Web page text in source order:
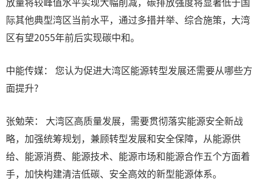
际其他典型湾区当前水平，通过多措并举、综合施策，大湾
区有望2055年前后实现碳中和。
中能传媒： 您认为促进大湾区能源转型发展还需要从哪些方
面提升?
张勉荣： 大湾区高质量发展，需要贯彻落实能源安全新战
略，加强统筹规划，兼顾转型发展和安全保障，从能源供
给、能源消费、能源技术、能源市场和能源合作五个方面着
手，加快构建清洁低碳、安全高效的新型能源体系。